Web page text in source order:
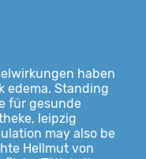
haben
edema. Standing
für gesunde
leipzig
may also be
Hellmut von